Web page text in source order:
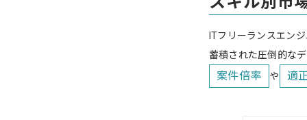
ITフリーランスエン
蓄積された圧倒的な
案件倍率 や 適